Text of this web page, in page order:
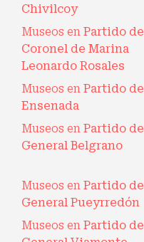
Chivilcoy
Museos en Partido de
Coronel de Marina
Leonardo Rosales
Museos en Partido de
Ensenada
Museos en Partido de
General Belgrano
Museos en Partido de
General Pueyrredón
Museos en Partido de